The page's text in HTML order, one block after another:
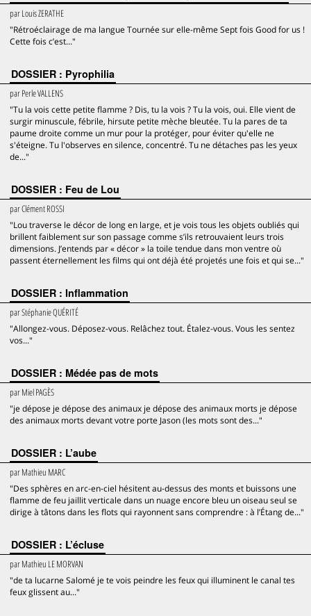
parLouis ZERATHE
"Rétroéclairage de ma langue Tournée sur elle-même Sept fois Good for us !
Cette fois c’est..."
DOSSIER : Pyrophilia
parPerle VALLENS
"Tu la vois cette petite flamme ? Dis, tu la vois ? Tu la vois, oui. Elle vient de
surgir minuscule, fébrile, hirsute petite mèche bleutée. Tu la pares de ta
paume droite comme un mur pour la protéger, pour éviter qu'elle ne
s'éteigne. Tu l'observes en silence, concentré. Tu ne détaches pas les yeux
de..."
DOSSIER : Feu de Lou
parClément ROSSI
"Lou traverse le décor de long en large, et je vois tous les objets oubliés qui
brillent faiblement sur son passage comme s’ils retrouvaient leurs trois
dimensions. J’entends par « décor » la toile tendue dans mon ventre où
passent éternellement les films qui ont déjà été projetés une fois et qui se..."
DOSSIER : Inflammation
parStéphanie QUÉRITÉ
"Allongez-vous. Déposez-vous. Relâchez tout. Étalez-vous. Vous les sentez
vos..."
DOSSIER : Médée pas de mots
parMiel PAGÈS
"je dépose je dépose des animaux je dépose des animaux morts je dépose
des animaux morts devant votre porte Jason (les mots sont des..."
DOSSIER : L’aube
parMathieu MARC
"Des sphères en arc-en-ciel hésitent au-dessus des monts et buissons une
flamme de feu jaillit verticale dans un nuage encore bleu un oiseau seul se
dirige à tâtons dans les flots qui rayonnent sans comprendre : à l’Étang de..."
DOSSIER : L’écluse
parMathieu LE MORVAN
"de ta lucarne Salomé je te vois peindre les feux qui illuminent le canal tes
feux glissent au..."